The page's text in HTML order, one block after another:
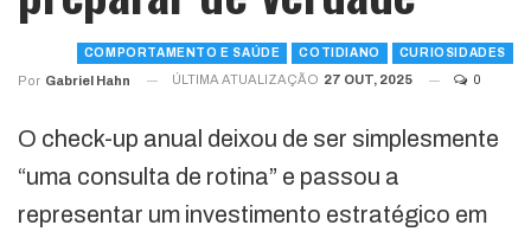
COMPORTAMENTO E SAÚDE COTIDIANO CURIOSIDADES
Por Gabriel Hahn ÚLTIMA ATUALIZAÇÃO 27 OUT, 2025 0
O check-up anual deixou de ser simplesmente
“uma consulta de rotina” e passou a
representar um investimento estratégico em